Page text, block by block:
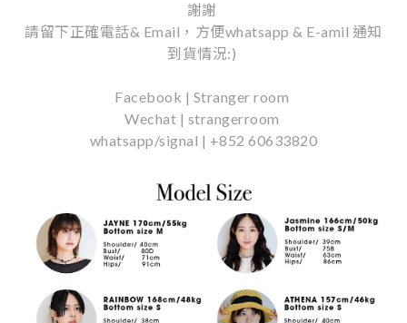
謝謝
請留下正確電話& Email，方便whatsapp & E-amil 通知
到貨情況:)
Facebook | Stranger room
Wechat | strangerroom
whatsapp/signal | +852 60633820